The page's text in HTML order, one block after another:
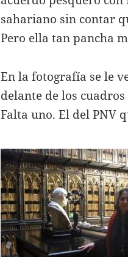
sahariano sin contar
Pero ella tan pancha
En la fotografía se le
delante de los
Falta uno. El del PNV